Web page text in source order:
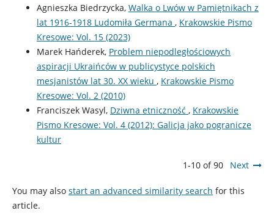
Agnieszka Biedrzycka, Walka o Lwów w Pamiętnikach z
lat 1916-1918 Ludomiła Germana , Krakowskie Pismo
Kresowe: Vol. 15 (2023)
Marek Hańderek, Problem niepodległościowych
aspiracji Ukraińców w publicystyce polskich
mesjanistów lat 30. XX wieku , Krakowskie Pismo
Kresowe: Vol. 2 (2010)
Franciszek Wasyl, Dziwna etniczność , Krakowskie
Pismo Kresowe: Vol. 4 (2012): Galicja jako pogranicze
kultur
1-10 of 90 Next
You may also start an advanced similarity search for this
article.